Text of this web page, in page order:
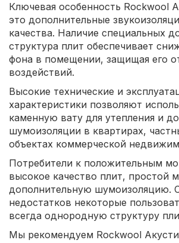
Ключевая особенность Rockwool
это дополнительные
качества. Наличие специальных
структура плит обеспечивает
фона в помещении, защищая его
воздействий.
Высокие технические и
характеристики позволяют
каменную вату для утепления и
шумоизоляции в квартирах,
объектах коммерческой
Потребители к положительным
высокое качество плит, простой
дополнительную шумоизоляцию.
недостатков некоторые
всегда однородную структуру
Мы рекомендуем Rockwool